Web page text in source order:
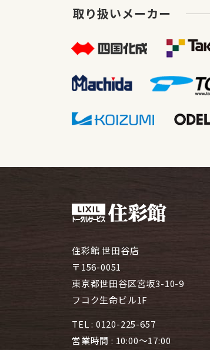
取り扱いメーカー
住彩館 世田谷店
〒156-0051
東京都世田谷区宮坂3-10-9
フコク生命ビル1F
TEL : 0120-225-657
営業時間 : 10:00～17:00